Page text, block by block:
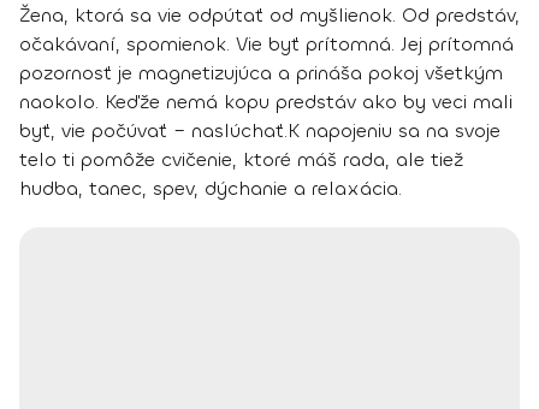
Žena, ktorá sa vie odpútať od myšlienok. Od predstáv,
očakávaní, spomienok. Vie byť prítomná. Jej prítomná
pozornosť je magnetizujúca a prináša pokoj všetkým
naokolo. Keďže nemá kopu predstáv ako by veci mali
byť, vie počúvať – naslúchať.K napojeniu sa na svoje
telo ti pomôže cvičenie, ktoré máš rada, ale tiež
hudba, tanec, spev, dýchanie a relaxácia.